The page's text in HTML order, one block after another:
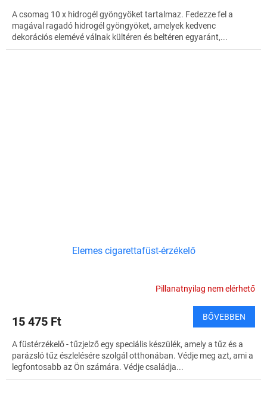
A csomag 10 x hidrogél gyöngyöket tartalmaz. Fedezze fel a
magával ragadó hidrogél gyöngyöket, amelyek kedvenc
dekorációs elemévé válnak kültéren és beltéren egyaránt,...
Elemes cigarettafüst-érzékelő
Pillanatnyilag nem elérhető
15 475 Ft BŐVEBBEN
A füstérzékelő - tűzjelző egy speciális készülék, amely a tűz és a
parázsló tűz észlelésére szolgál otthonában. Védje meg azt, ami a
legfontosabb az Ön számára. Védje családja...